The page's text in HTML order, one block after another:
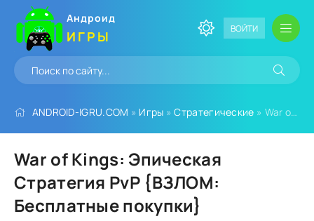
Андроид
ИГРЫ ВОЙТИ
ANDROID-IGRU.COM » Игры »Стратегические » War of Kings: Эпическая Стратегия PvP {ВЗЛОМ: Бесплатные покупки}
War of Kings: Эпическая
Стратегия PvP {ВЗЛОМ:
Бесплатные покупки}